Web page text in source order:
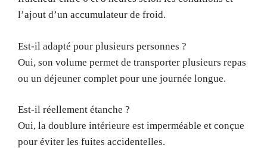
l’ajout d’un accumulateur de froid.
Est-il adapté pour plusieurs personnes ?
Oui, son volume permet de transporter plusieurs repas
ou un déjeuner complet pour une journée longue.
Est-il réellement étanche ?
Oui, la doublure intérieure est imperméable et conçue
pour éviter les fuites accidentelles.